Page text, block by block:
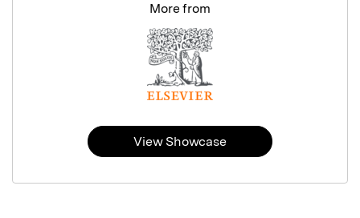
More from
View Showcase